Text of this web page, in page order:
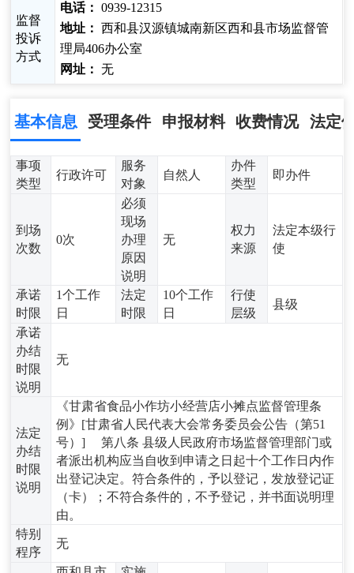
监督
投诉
方式
电话： 0939-12315
地址： 西和县汉源镇城南新区西和县市场监督管
理局406办公室
网址： 无
基本信息 受理条件 申报材料 收费情况 法定
事项
类型
行政许可
服务
对象
自然人
办件
类型
即办件
到场
次数
0次
必须
现场
办理
原因
说明
无
权力
来源
法定本级行
使
承诺
时限
1个工作
日
法定
时限
10个工作
日
行使
层级
县级
承诺
办结
时限
说明
无
法定
办结
时限
说明
《甘肃省食品小作坊小经营店小摊点监督管理条
例》[甘肃省人民代表大会常务委员会公告（第51
号）] 第八条 县级人民政府市场监督管理部门或
者派出机构应当自收到申请之日起十个工作日内作
出登记决定。符合条件的，予以登记，发放登记证
（卡）；不符合条件的，不予登记，并书面说明理
由。
特别
程序
无